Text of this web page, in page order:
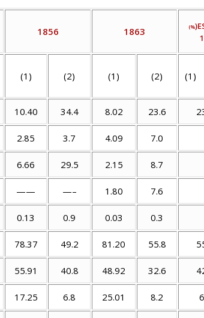
1856 1863 (%
(1) (2) (1) (2) (1)
10.40 34.4 8.02 23.6
2.85 3.7 4.09 7.0
6.66 29.5 2.15 8.7
—— —– 1.80 7.6
0.13 0.9 0.03 0.3
78.37 49.2 81.20 55.8
55.91 40.8 48.92 32.6
17.25 6.8 25.01 8.2